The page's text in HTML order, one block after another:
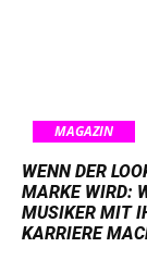
MAGAZIN
WENN DER
MARKE WIRD:
MUSIKER MIT
KARRIERE